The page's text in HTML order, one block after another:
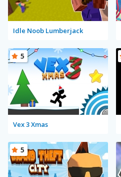
Idle Noob Lumberjack
Vex 3 Xmas
5
5